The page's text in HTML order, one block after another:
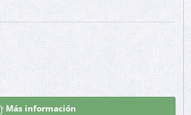
Más información